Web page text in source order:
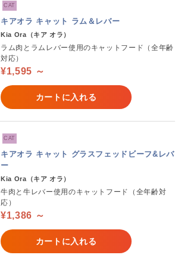
CAT
キアオラ キャット ラム＆レバー
Kia Ora（キア オラ）
ラム肉とラムレバー使用のキャットフード（全年齢
対応）
¥1,595 ～
カートに入れる
CAT
キアオラ キャット グラスフェッドビーフ&レバ
ー
Kia Ora（キア オラ）
牛肉と牛レバー使用のキャットフード（全年齢対
応）
¥1,386 ～
カートに入れる